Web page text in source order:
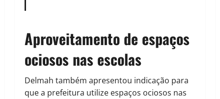
Aproveitamento de espaços
ociosos nas escolas
Delmah também apresentou indicação para
que a prefeitura utilize espaços ociosos nas